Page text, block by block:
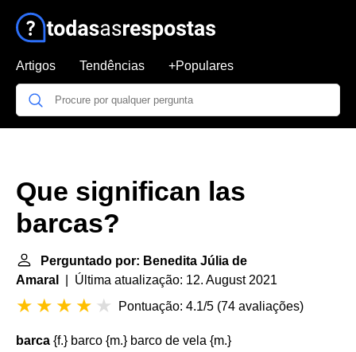
Artigos Tendências +Populares
Que significan las
barcas?
Perguntado por: Benedita Júlia de
Amaral
| Última atualização: 12. August 2021
Pontuação: 4.1/5 (74 avaliações)
barca {f.} barco {m.} barco de vela {m.}